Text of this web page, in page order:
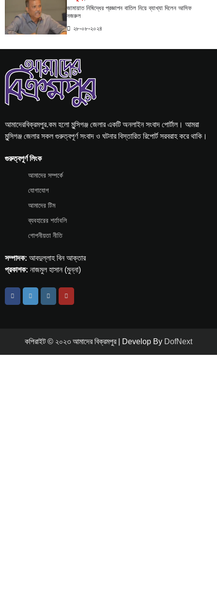
জামায়াত নিষিদ্ধের প্রজ্ঞাপন বাতিল নিয়ে ব্যাখ্যা দিলেন আসিফ
নজরুল
২৮-০৮-২০২৪
আমাদেরবিক্রমপুর.কম হলো মুন্সিগঞ্জ জেলার একটি অনলাইন সংবাদ পোর্টাল। আমরা
মুন্সিগঞ্জ জেলার সকল গুরুত্বপূর্ণ সংবাদ ও ঘটনার বিস্তারিত রিপোর্ট সরবরাহ করে থাকি।
গুরুত্বপূর্ণ লিংক
আমাদের সম্পর্কে
যোগাযোগ
আমাদের টিম
ব্যবহারের শর্তাবলি
গোপনীয়তা নীতি
সম্পাদক: আবদুল্লাহ বিন আক্তার
প্রকাশক: নাজমুল হাসান (মুন্না)
কপিরাইট © ২০২৩ আমাদের বিক্রমপুর | Develop By DofNext